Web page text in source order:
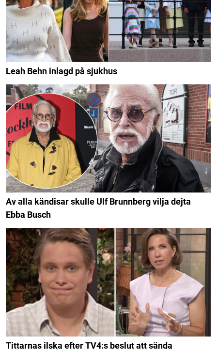
Leah Behn inlagd på sjukhus
Av alla kändisar skulle Ulf Brunnberg vilja dejta
Ebba Busch
Tittarnas ilska efter TV4:s beslut att sända